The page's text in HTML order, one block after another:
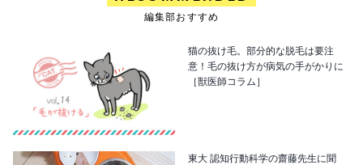
編集部おすすめ
猫の抜け毛。部分的な脱毛は要注
意！毛の抜け方が病気の手がかりに
［獣医師コラム］
東大 認知行動科学の齋藤先生に聞